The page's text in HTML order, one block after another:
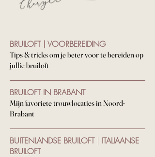
BRUILOFT | VOORBEREIDING
Tips & tricks om je beter voor te bereiden op
jullie bruiloft
BRUILOFT IN BRABANT
Mijn favoriete trouwlocaties in Noord-
Brabant
BUITENLANDSE BRUILOFT | ITALIAANSE
BRUILOFT